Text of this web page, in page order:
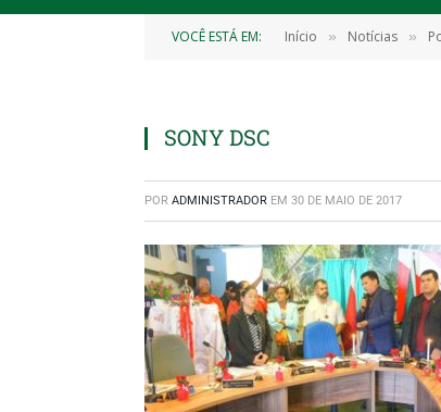
VOCÊ ESTÁ EM: Início » Notícias »
SONY DSC
POR ADMINISTRADOR EM 30 DE MAIO DE 2017